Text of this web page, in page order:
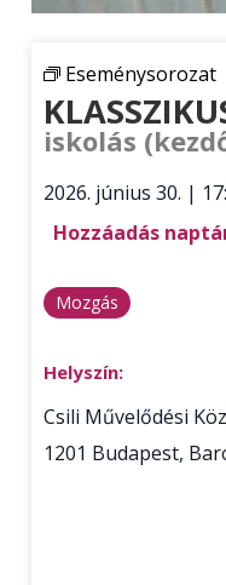
Eseménysorozat
iskolás
2026. június 30. |
Hozzáadás
Mozgás
Helyszín:
Csili Művelődési
1201 Budapest,